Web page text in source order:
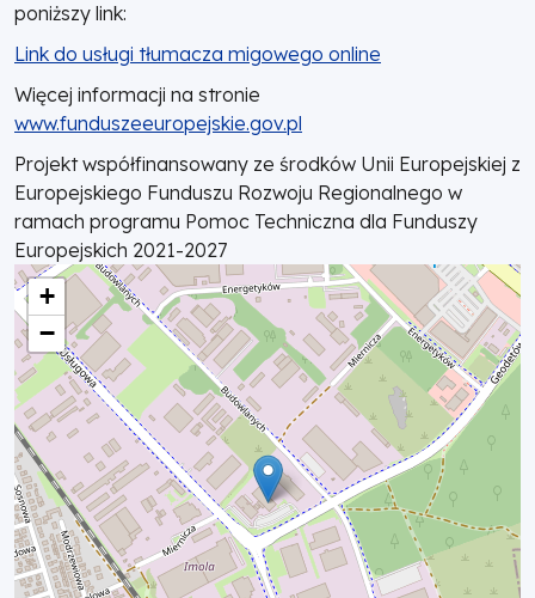
poniższy link:
Link do usługi tłumacza migowego online
Więcej informacji na stronie
www.funduszeeuropejskie.gov.pl
Projekt współfinansowany ze środków Unii Europejskiej z
Europejskiego Funduszu Rozwoju Regionalnego w
ramach programu Pomoc Techniczna dla Funduszy
Europejskich 2021-2027
+
−